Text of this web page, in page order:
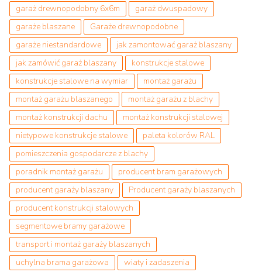
garaż drewnopodobny 6x6m
garaż dwuspadowy
garaże blaszane
Garaże drewnopodobne
garaże niestandardowe
jak zamontować garaż blaszany
jak zamówić garaż blaszany
konstrukcje stalowe
konstrukcje stalowe na wymiar
montaż garażu
montaż garażu blaszanego
montaż garażu z blachy
montaż konstrukcji dachu
montaż konstrukcji stalowej
nietypowe konstrukcje stalowe
paleta kolorów RAL
pomieszczenia gospodarcze z blachy
poradnik montaż garażu
producent bram garażowych
producent garaży blaszany
Producent garaży blaszanych
producent konstrukcji stalowych
segmentowe bramy garażowe
transport i montaż garaży blaszanych
uchylna brama garażowa
wiaty i zadaszenia